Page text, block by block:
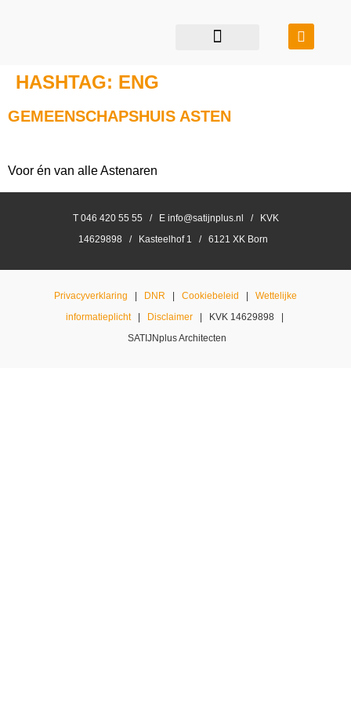
HASHTAG: ENG
GEMEENSCHAPSHUIS ASTEN
Voor én van alle Astenaren
T 046 420 55 55 / E info@satijnplus.nl / KVK
14629898 / Kasteelhof 1 / 6121 XK Born
Privacyverklaring | DNR | Cookiebeleid | Wettelijke
informatieplicht| Disclaimer| KVK 14629898 |
SATIJNplus Architecten